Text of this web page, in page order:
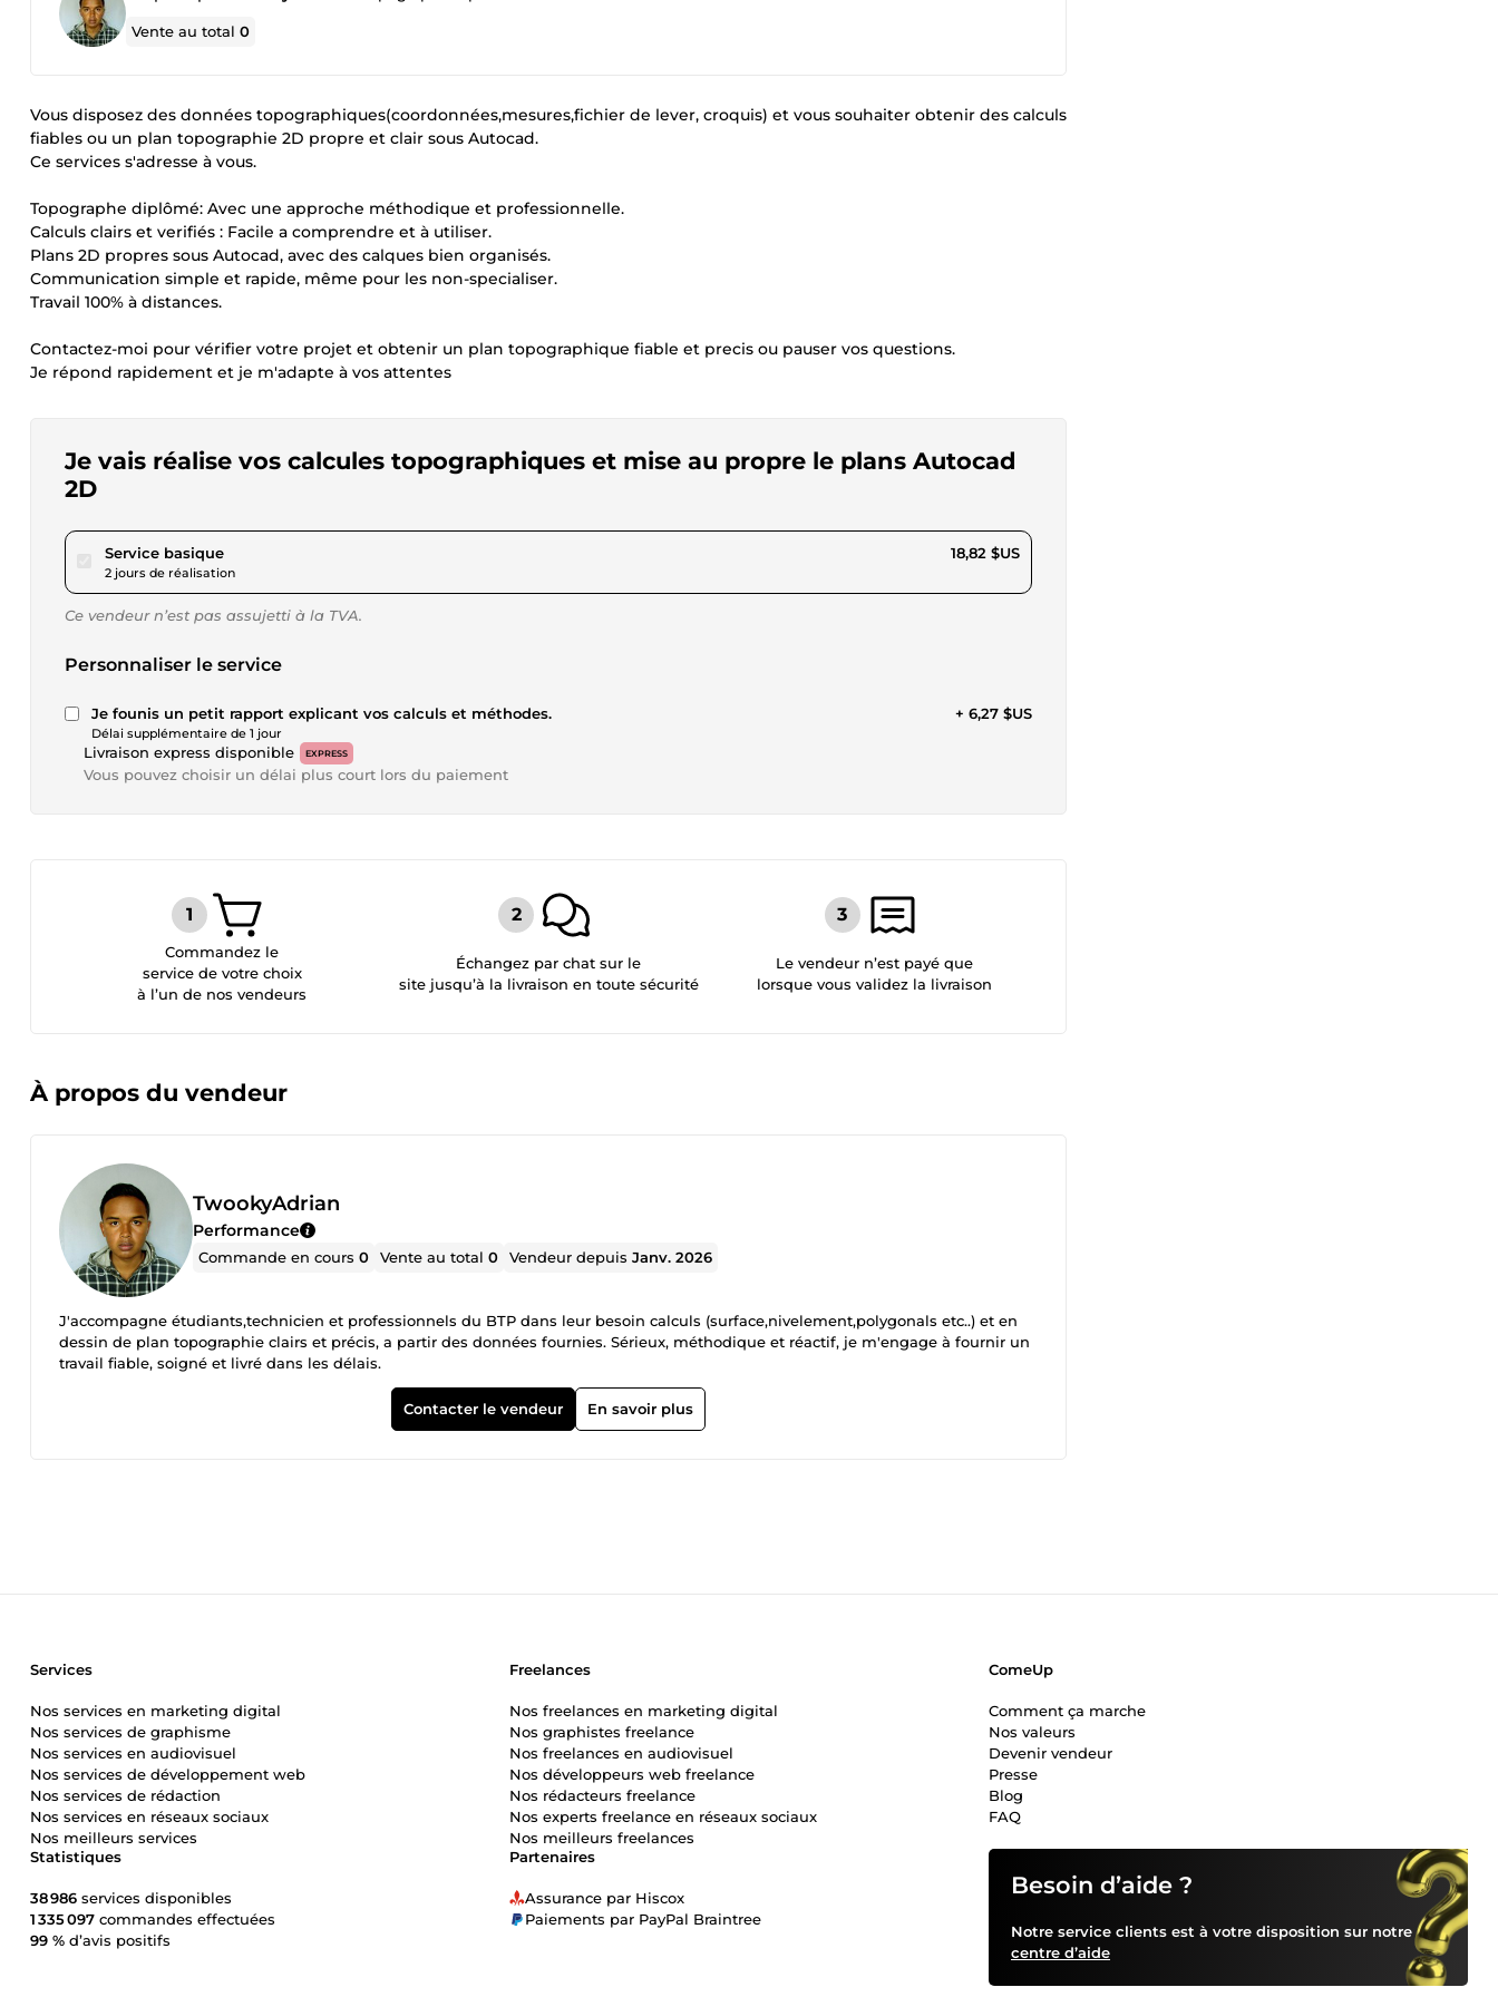
Vente au total0
Vous disposez des données topographiques(coordonnées,mesures,fichier de lever, croquis) et vous souhaiter obtenir des calculs
fiables ou un plan topographie 2D propre et clair sous Autocad.
Ce services s'adresse à vous.
Topographe diplômé: Avec une approche méthodique et professionnelle.
Calculs clairs et verifiés : Facile a comprendre et à utiliser.
Plans 2D propres sous Autocad, avec des calques bien organisés.
Communication simple et rapide, même pour les non-specialiser.
Travail 100% à distances.
Contactez-moi pour vérifier votre projet et obtenir un plan topographique fiable et precis ou pauser vos questions.
Je répond rapidement et je m'adapte à vos attentes
Je vais réalise vos calcules topographiques et mise au propre le plans Autocad
2D
Service basiquepour 17,34 $US
2 jours de réalisation
18,82 $US
Ce vendeur n’est pas assujetti à la TVA.
Personnaliser le service
Je founis un petit rapport explicant vos calculs et méthodes.
Délai supplémentaire de 1 jour
+ 6,27 $US
Livraison express disponible EXPRESS
Vous pouvez choisir un délai plus court lors du paiement
Commandez le
service de votre choix
à l’un de nos vendeurs
Échangez par chat sur le
site jusqu’à la livraison en toute sécurité
Le vendeur n’est payé que
lorsque vous validez la livraison
À propos du vendeur
TwookyAdrian
Performance
Commande en cours0 Vente au total0 Vendeur depuisJanv. 2026
J'accompagne étudiants,technicien et professionnels du BTP dans leur besoin calculs (surface,nivelement,polygonals etc..) et en
dessin de plan topographie clairs et précis, a partir des données fournies. Sérieux, méthodique et réactif, je m'engage à fournir un
travail fiable, soigné et livré dans les délais.
Contacter le vendeur En savoir plus
Besoin d’aide ?
Notre service clients est à votre disposition sur notre
centre d’aide
Partenaires
Assurance par Hiscox
Paiements par PayPal Braintree
Statistiques
38 986 services disponibles
1 335 097 commandes effectuées
99 % d’avis positifs
Services
Nos services en marketing digital
Nos services de graphisme
Nos services en audiovisuel
Nos services de développement web
Nos services de rédaction
Nos services en réseaux sociaux
Nos meilleurs services
Freelances
Nos freelances en marketing digital
Nos graphistes freelance
Nos freelances en audiovisuel
Nos développeurs web freelance
Nos rédacteurs freelance
Nos experts freelance en réseaux sociaux
Nos meilleurs freelances
ComeUp
Comment ça marche
Nos valeurs
Devenir vendeur
Presse
Blog
FAQ